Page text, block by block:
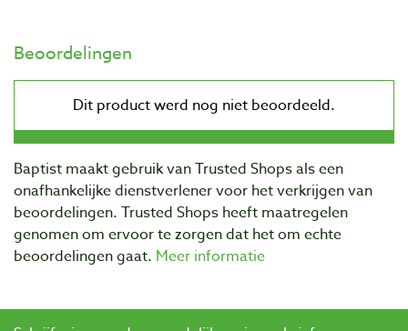
Beoordelingen
Baptist maakt gebruik van Trusted Shops als een
onafhankelijke dienstverlener voor het verkrijgen van
beoordelingen. Trusted Shops heeft maatregelen
genomen om ervoor te zorgen dat het om echte
beoordelingen gaat. Meer informatie